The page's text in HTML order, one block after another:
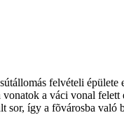
felvételi
a váci vonal
így a fõvárosba való